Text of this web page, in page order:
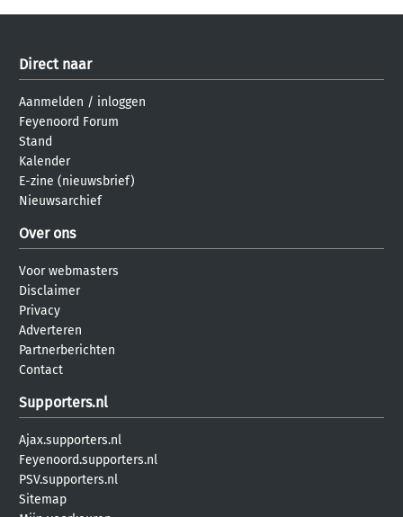
Direct naar
Aanmelden / inloggen
Feyenoord Forum
Stand
Kalender
E-zine (nieuwsbrief)
Nieuwsarchief
Over ons
Voor webmasters
Disclaimer
Privacy
Adverteren
Partnerberichten
Contact
Supporters.nl
Ajax.supporters.nl
Feyenoord.supporters.nl
PSV.supporters.nl
Sitemap